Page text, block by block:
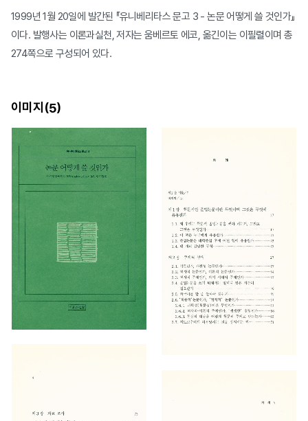
1999년 1월 20일에 발간된 『유니베리타스 문고 3 - 논문 어떻게 쓸 것인가』
이다. 발행사는 이론과실천, 저자는 움베르토 에코, 옮긴이는 이필렬이며 총
274쪽으로 구성되어 있다.
이미지(5)